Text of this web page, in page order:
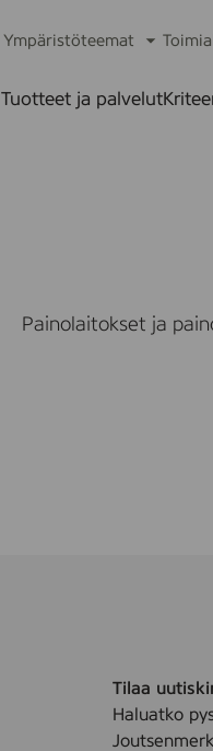
Ympäristöteemat
Tuotteet ja palvelut
Painolaitokset ja
Tilaa
Haluatko